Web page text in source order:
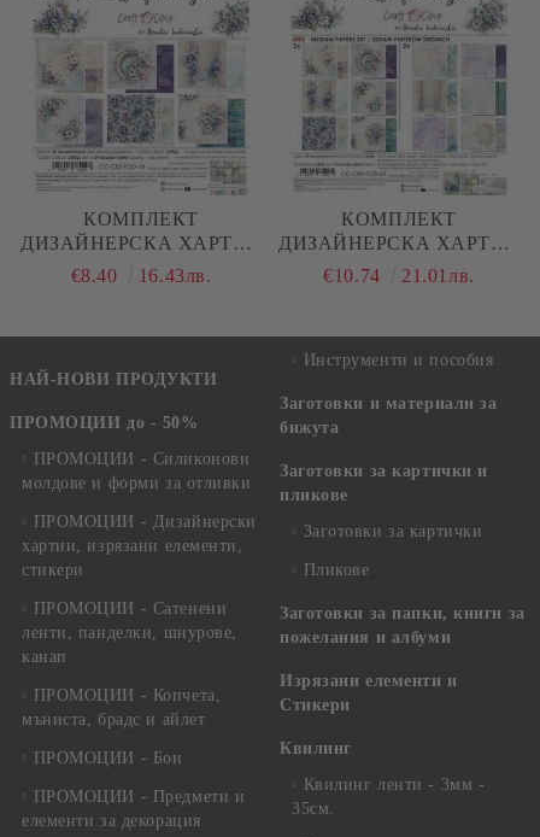
КОМПЛЕКТ
ДИЗАЙНЕРСКА ХАРТИЯ
- FLOWERS OF DELIGHT
€8.40 16.43лв.
КОМПЛЕКТ
ДИЗАЙНЕРСКА ХАРТИЯ
- FLOWERS OF DELIGHT
€10.74 21.01лв.
НАЙ-НОВИ ПРОДУКТИ
ПРОМОЦИИ до - 50%
ПРОМОЦИИ - Силиконови
молдове и форми за отливки
ПРОМОЦИИ - Дизайнерски
хартии, изрязани елементи,
стикери
ПРОМОЦИИ - Сатенени
ленти, панделки, шнурове,
канап
ПРОМОЦИИ - Копчета,
мъниста, брадс и айлет
ПРОМОЦИИ - Бои
ПРОМОЦИИ - Предмети и
елементи за декорация
Инструменти и пособия
Заготовки и материали за
бижута
Заготовки за картички и
пликове
Заготовки за картички
Пликове
Заготовки за папки, книги за
пожелания и албуми
Изрязани елементи и
Стикери
Квилинг
Квилинг ленти - 3мм -
35см.